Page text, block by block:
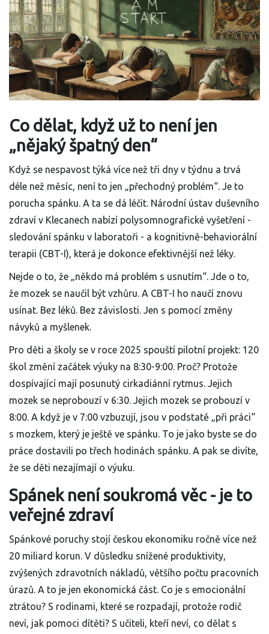
Co dělat, když už to není jen
„nějaký špatný den“
Když se nespavost týká více než tři dny v týdnu a trvá
déle než měsíc, není to jen „přechodný problém“. Je to
porucha spánku. A ta se dá léčit. Národní ústav duševního
zdraví v Klecanech nabízí polysomnografické vyšetření -
sledování spánku v laboratoři - a kognitivně-behaviorální
terapii (CBT-I), která je dokonce efektivnější než léky.
Nejde o to, že „někdo má problém s usnutím“. Jde o to,
že mozek se naučil být vzhůru. A CBT-I ho naučí znovu
usínat. Bez léků. Bez závislosti. Jen s pomocí změny
návyků a myšlenek.
Pro děti a školy se v roce 2025 spouští pilotní projekt: 120
škol změní začátek výuky na 8:30-9:00. Proč? Protože
dospívající mají posunutý cirkadiánní rytmus. Jejich
mozek se neprobouzí v 6:30. Jejich mozek se probouzí v
8:00. A když je v 7:00 vzbuzují, jsou v podstatě „při práci“
s mozkem, který je ještě ve spánku. To je jako byste se do
práce dostavili po třech hodinách spánku. A pak se divíte,
že se děti nezajímají o výuku.
Spánek není soukromá věc - je to
veřejné zdraví
Spánkové poruchy stojí českou ekonomiku ročně více než
20 miliard korun. V důsledku snížené produktivity,
zvýšených zdravotních nákladů, většího počtu pracovních
úrazů. A to je jen ekonomická část. Co je s emocionální
ztrátou? S rodinami, které se rozpadají, protože rodič
neví, jak pomoci dítěti? S učiteli, kteří neví, co dělat s